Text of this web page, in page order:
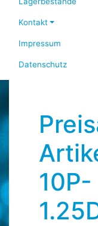
Kontakt
Impressum
Datenschutz
10P-